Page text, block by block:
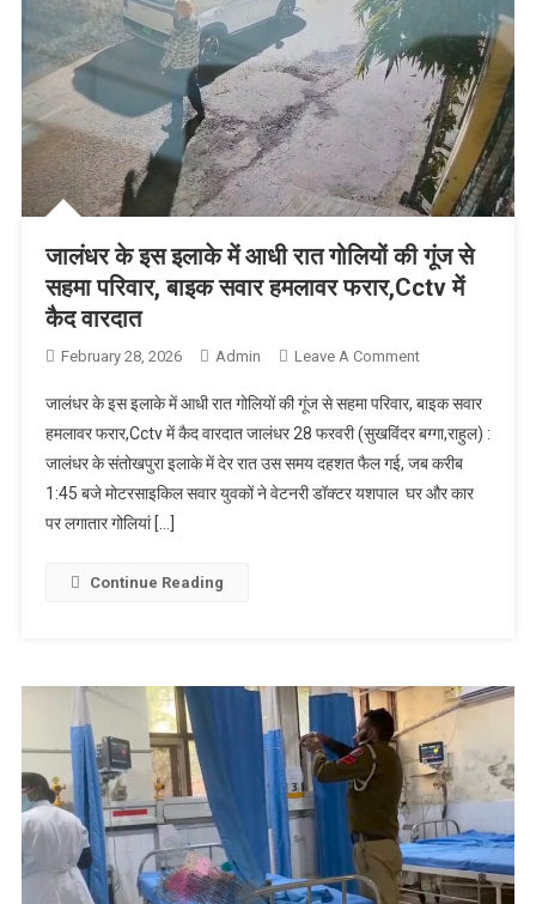
जालंधर के इस इलाके में आधी रात गोलियों की गूंज से
सहमा परिवार, बाइक सवार हमलावर फरार,Cctv में
कैद वारदात
February 28, 2026 Admin Leave A CommentOn जालंधर के
आधी रात गोलियों
की गूंज से सहमा
परिवार, बाइक
सवार हमलावर
जालंधर के इस इलाके में आधी रात गोलियों की गूंज से सहमा परिवार, बाइक सवार
हमलावर फरार,Cctv में कैद वारदात जालंधर 28 फरवरी (सुखविंदर बग्गा,राहुल) :
जालंधर के संतोखपुरा इलाके में देर रात उस समय दहशत फैल गई, जब करीब
1:45 बजे मोटरसाइकिल सवार युवकों ने वेटनरी डॉक्टर यशपाल घर और कार
पर लगातार गोलियां […]
Continue Reading